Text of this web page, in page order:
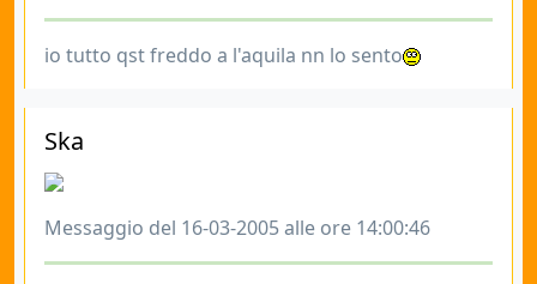
io tutto qst freddo a l'aquila nn lo sento
Ska
Messaggio del 16-03-2005 alle ore 14:00:46